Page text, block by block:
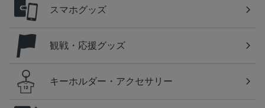
スマホグッズ
観戦・応援グッズ
キーホルダー・アクセサリー